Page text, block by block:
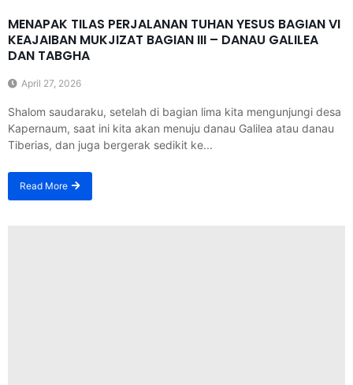
MENAPAK TILAS PERJALANAN TUHAN YESUS BAGIAN VI
KEAJAIBAN MUKJIZAT BAGIAN III – DANAU GALILEA
DAN TABGHA
April 27, 2026
Shalom saudaraku, setelah di bagian lima kita mengunjungi desa
Kapernaum, saat ini kita akan menuju danau Galilea atau danau
Tiberias, dan juga bergerak sedikit ke...
Read More